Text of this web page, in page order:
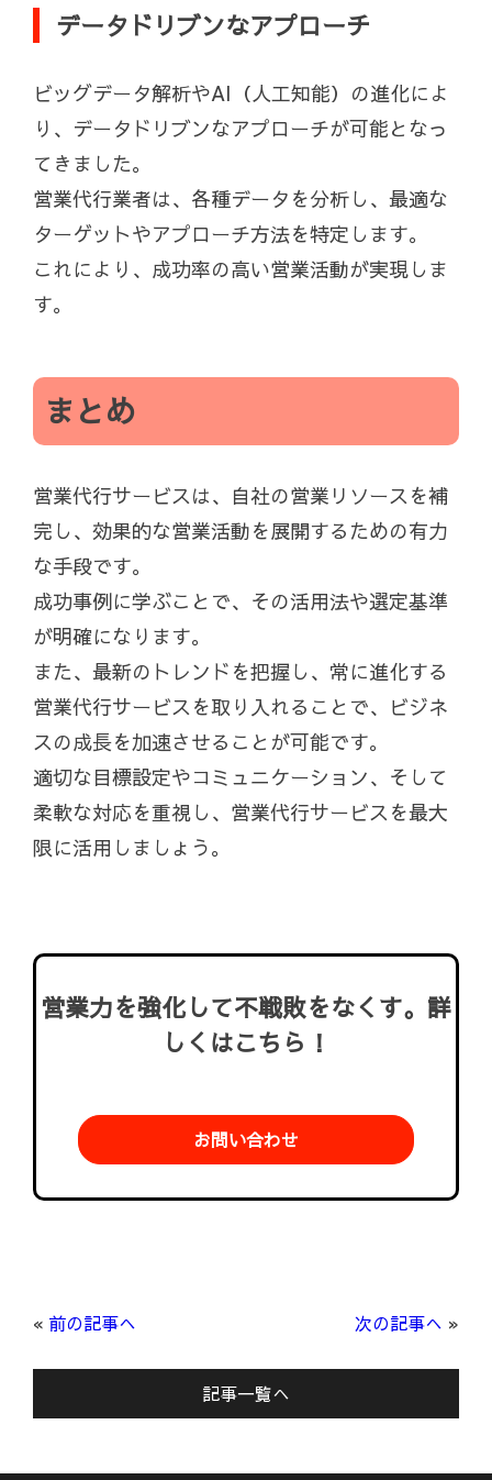
データドリブンなアプローチ
ビッグデータ解析やAI（人工知能）の進化によ
り、データドリブンなアプローチが可能となっ
てきました。
営業代行業者は、各種データを分析し、最適な
ターゲットやアプローチ方法を特定します。
これにより、成功率の高い営業活動が実現しま
す。
まとめ
営業代行サービスは、自社の営業リソースを補
完し、効果的な営業活動を展開するための有力
な手段です。
成功事例に学ぶことで、その活用法や選定基準
が明確になります。
また、最新のトレンドを把握し、常に進化する
営業代行サービスを取り入れることで、ビジネ
スの成長を加速させることが可能です。
適切な目標設定やコミュニケーション、そして
柔軟な対応を重視し、営業代行サービスを最大
限に活用しましょう。
営業力を強化して不戦敗をなくす。詳
しくはこちら！
お問い合わせ
« 前の記事へ 次の記事へ »
記事一覧へ